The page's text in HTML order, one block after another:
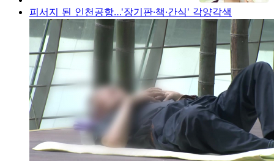
피서지 된 인천공항…'장기판·책·간식' 각양각색